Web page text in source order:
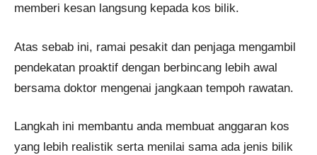
memberi kesan langsung kepada kos bilik.
Atas sebab ini, ramai pesakit dan penjaga mengambil
pendekatan proaktif dengan berbincang lebih awal
bersama doktor mengenai jangkaan tempoh rawatan.
Langkah ini membantu anda membuat anggaran kos
yang lebih realistik serta menilai sama ada jenis bilik